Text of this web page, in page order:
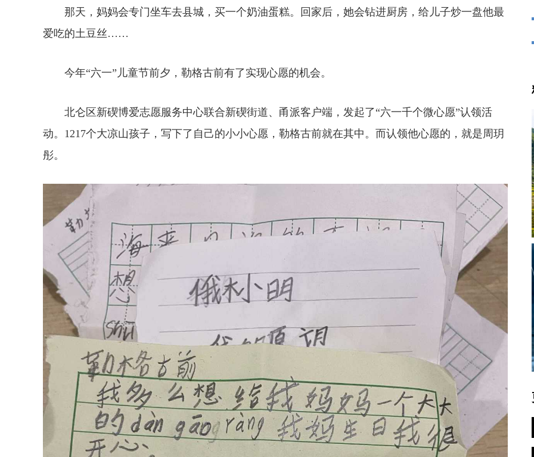
那天，妈妈会专门坐车去县城，买一个奶油蛋糕。回家后，她会钻进厨房，给儿子炒一盘他最
爱吃的土豆丝……
今年“六一”儿童节前夕，勒格古前有了实现心愿的机会。
北仑区新碶博爱志愿服务中心联合新碶街道、甬派客户端，发起了“六一千个微心愿”认领活
动。1217个大凉山孩子，写下了自己的小小心愿，勒格古前就在其中。而认领他心愿的，就是周玥
彤。